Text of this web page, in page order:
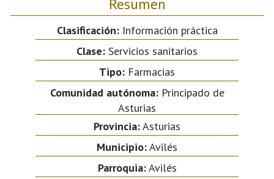
Clasificación:Información práctica
Clase: Servicios sanitarios
Tipo: Farmacias
Comunidad autónoma:Principado de
Asturias
Provincia:Asturias
Municipio:Avilés
Parroquia:Avilés